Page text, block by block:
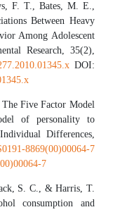
F. T., Bates, M. E.,
Between Heavy
Among Adolescent
Research, 35(2),
DOI:
Five Factor Model
of personality to
Differences,
8869(00)00064-7
7
S. C., & Harris, T.
consumption and